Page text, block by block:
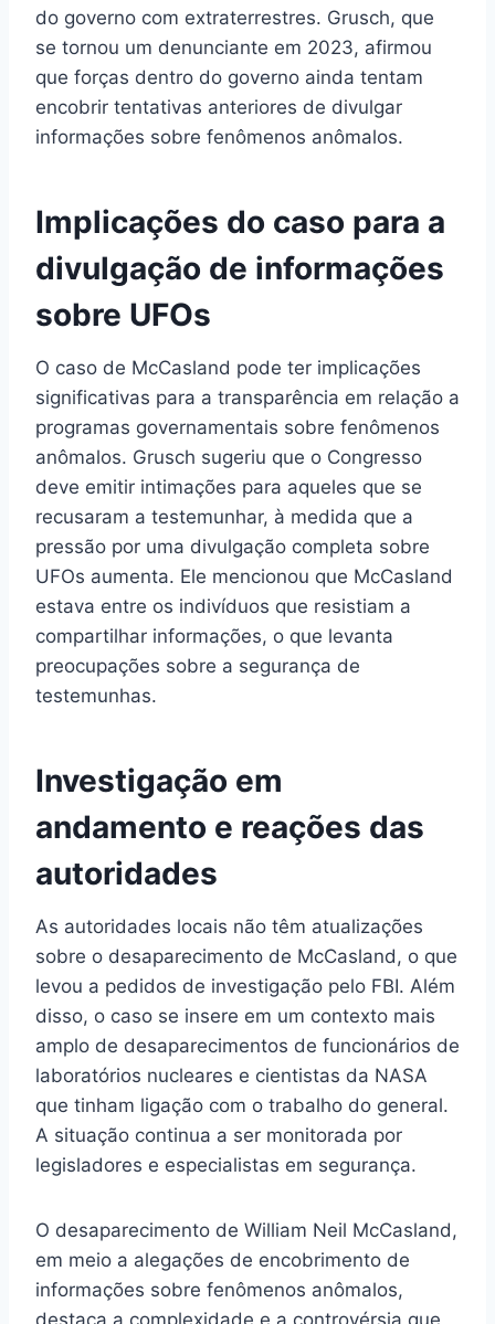
do governo com extraterrestres. Grusch, que
se tornou um denunciante em 2023, afirmou
que forças dentro do governo ainda tentam
encobrir tentativas anteriores de divulgar
informações sobre fenômenos anômalos.
Implicações do caso para a
divulgação de informações
sobre UFOs
O caso de McCasland pode ter implicações
significativas para a transparência em relação a
programas governamentais sobre fenômenos
anômalos. Grusch sugeriu que o Congresso
deve emitir intimações para aqueles que se
recusaram a testemunhar, à medida que a
pressão por uma divulgação completa sobre
UFOs aumenta. Ele mencionou que McCasland
estava entre os indivíduos que resistiam a
compartilhar informações, o que levanta
preocupações sobre a segurança de
testemunhas.
Investigação em
andamento e reações das
autoridades
As autoridades locais não têm atualizações
sobre o desaparecimento de McCasland, o que
levou a pedidos de investigação pelo FBI. Além
disso, o caso se insere em um contexto mais
amplo de desaparecimentos de funcionários de
laboratórios nucleares e cientistas da NASA
que tinham ligação com o trabalho do general.
A situação continua a ser monitorada por
legisladores e especialistas em segurança.
O desaparecimento de William Neil McCasland,
em meio a alegações de encobrimento de
informações sobre fenômenos anômalos,
destaca a complexidade e a controvérsia que